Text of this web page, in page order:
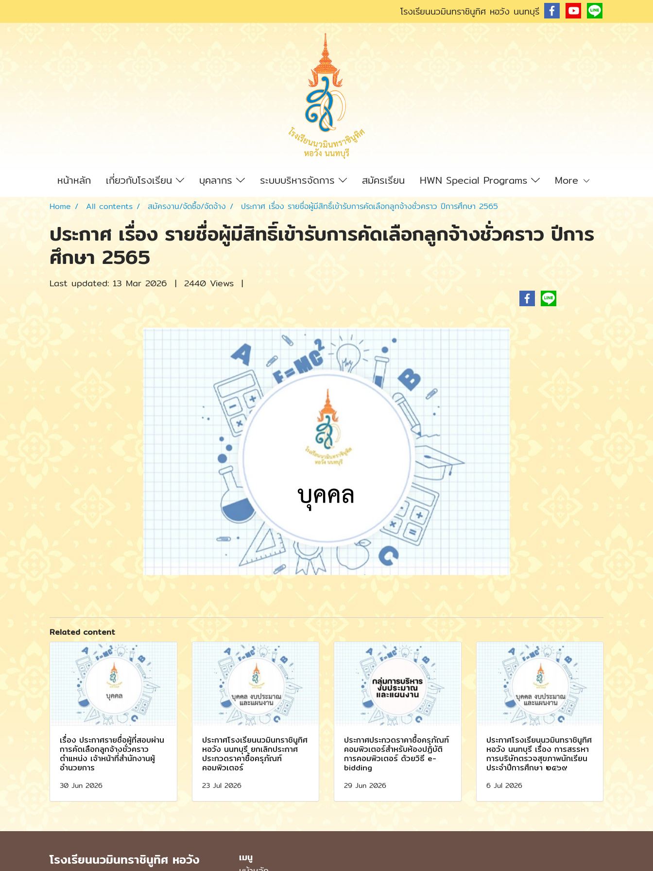
โรงเรียนนวมินทราชินูทิศ หอวัง นนทบุรี
หน้าหลัก เกี่ยวกับโรงเรียน บุคลากร ระบบบริหารจัดการ สมัครเรียน HWN Special Programs More
Home All contents สมัครงาน/จัดซื้อ/จัดจ้าง ประกาศ เรื่อง รายชื่อผู้มีสิทธิ์เข้ารับการคัดเลือกลูกจ้างชั่วคราว ปีการศึกษา 2565
ประกาศ เรื่อง รายชื่อผู้มีสิทธิ์เข้ารับการคัดเลือกลูกจ้างชั่วคราว ปีการ
ศึกษา 2565
Last updated: 13 Mar 2026 | 2440 Views |
Related content
เรื่อง ประกาศรายชื่อผู้ที่สอบผ่าน
การคัดเลือกลูกจ้างชั่วคราว
ตำแหน่ง เจ้าหน้าที่สำนักงานผู้
อำนวยการ
30 Jun 2026
ประกาศโรงเรียนนวมินทราชินูทิศ
หอวัง นนทบุรี ยกเลิกประกาศ
ประกวดราคาซื้อครุภัณฑ์
คอมพิวเตอร์
23 Jul 2026
ประกาศประกวดราคาซื้อครุภัณฑ์
คอมพิวเตอร์สำหรับห้องปฏิบัติ
การคอมพิวเตอร์ ด้วยวิธี e-
bidding
29 Jun 2026
ประกาศโรงเรียนนวมินทราชินูทิศ
หอวัง นนทบุรี เรื่อง การสรรหา
การบริษัทตรวจสุขภาพนักเรียน
ประจำปีการศึกษา ๒๕๖๙
6 Jul 2026
โรงเรียนนวมินทราชินูทิศ หอวัง
เมนู